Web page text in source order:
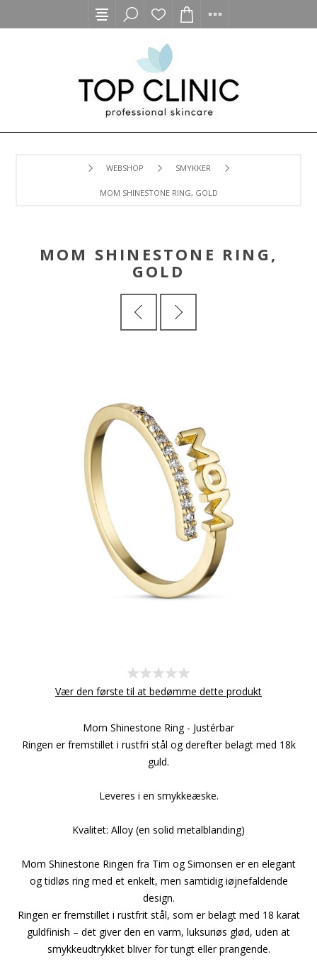
WEBSHOP SMYKKER
MOM SHINESTONE RING, GOLD
MOM SHINESTONE RING,
GOLD
Vær den første til at bedømme dette produkt
Mom Shinestone Ring - Justérbar
Ringen er fremstillet i rustfri stål og derefter belagt med 18k
guld.
Leveres i en smykkeæske.
Kvalitet: Alloy (en solid metalblanding)
Mom Shinestone Ringen fra Tim og Simonsen er en elegant
og tidløs ring med et enkelt, men samtidig iøjnefaldende
design.
Ringen er fremstillet i rustfrit stål, som er belagt med 18 karat
guldfinish – det giver den en varm, luksuriøs glød, uden at
smykkeudtrykket bliver for tungt eller prangende.